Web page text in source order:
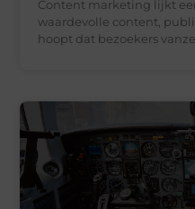
Content marketing lijkt
waardevolle content,
hoopt dat bezoekers